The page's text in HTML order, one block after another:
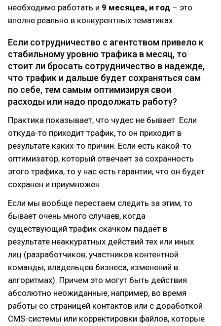
необходимо работать и 9 месяцев, и год – это
вполне реально в конкурентных тематиках.
Если сотрудничество с агентством привело к
стабильному уровню трафика в месяц, то
стоит ли бросать сотрудничество в надежде,
что трафик и дальше будет сохраняться сам
по себе, тем самым оптимизируя свои
расходы или надо продолжать работу?
Практика показывает, что чудес не бывает. Если
откуда-то приходит трафик, то он приходит в
результате каких-то причин. Если есть какой-то
оптимизатор, который отвечает за сохранность
этого трафика, то у нас есть гарантии, что он будет
сохранен и приумножен.
Если мы вообще перестаем следить за этим, то
бывает очень много случаев, когда
существующий трафик скачком падает в
результате неаккуратных действий тех или иных
лиц (разработчиков, участников контентной
команды, владельцев бизнеса, изменений в
алгоритмах). Причем это могут быть действия
абсолютно неожиданные, например, во время
работы со страницей контактов или с доработкой
CMS-системы или корректировки файлов, которые